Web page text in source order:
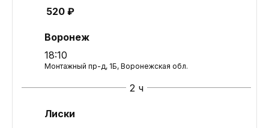
520 ₽
Воронеж
18:10
Монтажный пр-д, 1Б, Воронежская обл.
2 ч
Лиски